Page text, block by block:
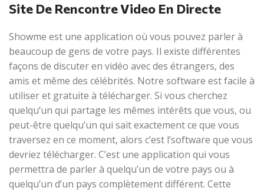
Site De Rencontre Video En Directe
Showme est une application où vous pouvez parler à
beaucoup de gens de votre pays. Il existe différentes
façons de discuter en vidéo avec des étrangers, des
amis et même des célébrités. Notre software est facile à
utiliser et gratuite à télécharger. Si vous cherchez
quelqu’un qui partage les mêmes intérêts que vous, ou
peut-être quelqu’un qui sait exactement ce que vous
traversez en ce moment, alors c’est l’software que vous
devriez télécharger. C’est une application qui vous
permettra de parler à quelqu’un de votre pays ou à
quelqu’un d’un pays complètement différent. Cette